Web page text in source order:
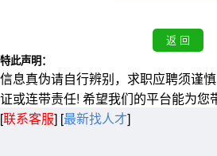
特此声明：
信息真伪请自行辨别，求职应聘须谨
证或连带责任! 希望我们的平台能为您
[联系客服] [最新找人才]